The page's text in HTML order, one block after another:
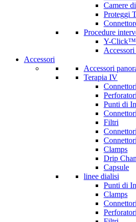
Camere
Proteggi
Procedure
Y-Click™
Accessori
Accessori
Terapia IV
Perforatori
Punti di
Connettori
Filtri
Clamps
Drip
Capsule
linee dialisi
Punti di
Clamps
Perforatori